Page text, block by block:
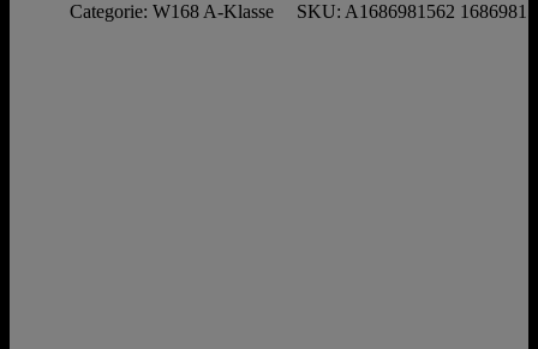
Categorie: W168 A-Klasse SKU: A1686981562